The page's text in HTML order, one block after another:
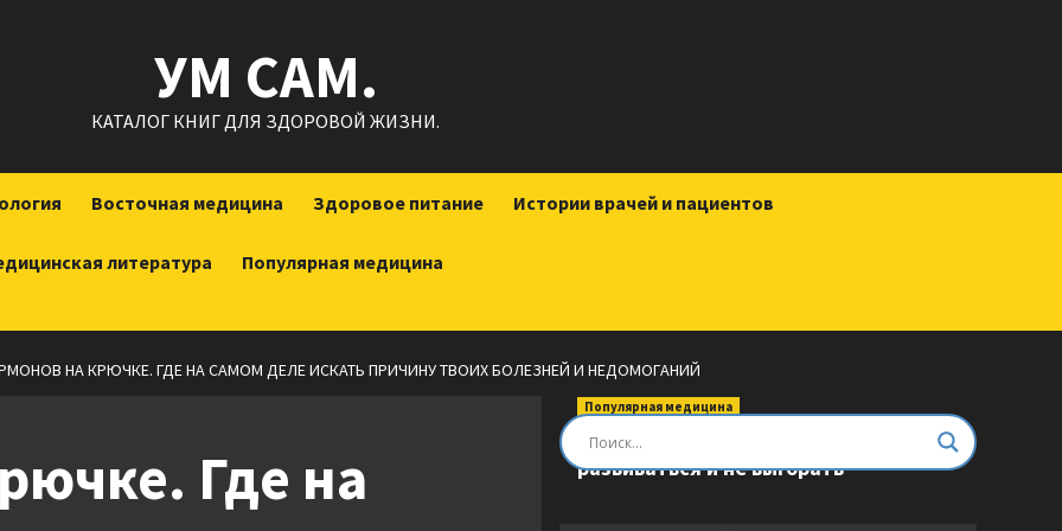
УМ САМ.
КАТАЛОГ КНИГ ДЛЯ ЗДОРОВОЙ ЖИЗНИ.
Восточная медицина Здоровое питание Истории врачей и пациентов
литература Популярная медицина
НА КРЮЧКЕ. ГДЕ НА САМОМ ДЕЛЕ ИСКАТЬ ПРИЧИНУ ТВОИХ БОЛЕЗНЕЙ И НЕДОМОГАНИЙ
Где на
Популярная медицина
Быть врачом. Как помогать,
развиваться и не выгорать